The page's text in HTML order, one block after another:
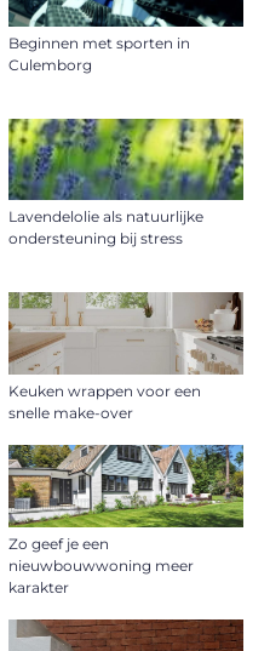
Beginnen met sporten in
Culemborg
Lavendelolie als natuurlijke
ondersteuning bij stress
Keuken wrappen voor een
snelle make-over
Zo geef je een
nieuwbouwwoning meer
karakter